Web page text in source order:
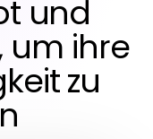
und
um ihre
zu